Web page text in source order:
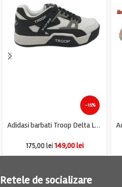
-15%
Adidasi barbati Troop Delta Low, imitatie de piele, alb negru
175,00lei 149,00lei
Retele de socializare